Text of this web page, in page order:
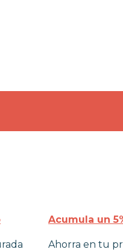
Acumula un
Ahorra en tu